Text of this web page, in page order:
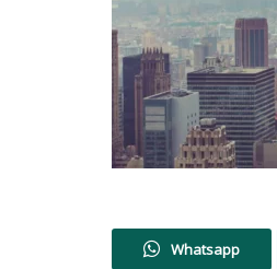
Whatsapp